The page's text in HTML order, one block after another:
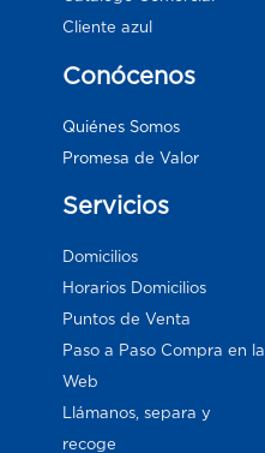
Cliente azul
Conócenos
Quiénes Somos
Promesa de Valor
Servicios
Domicilios
Horarios Domicilios
Puntos de Venta
Paso a Paso Compra en la
Web
Llámanos, separa y
recoge